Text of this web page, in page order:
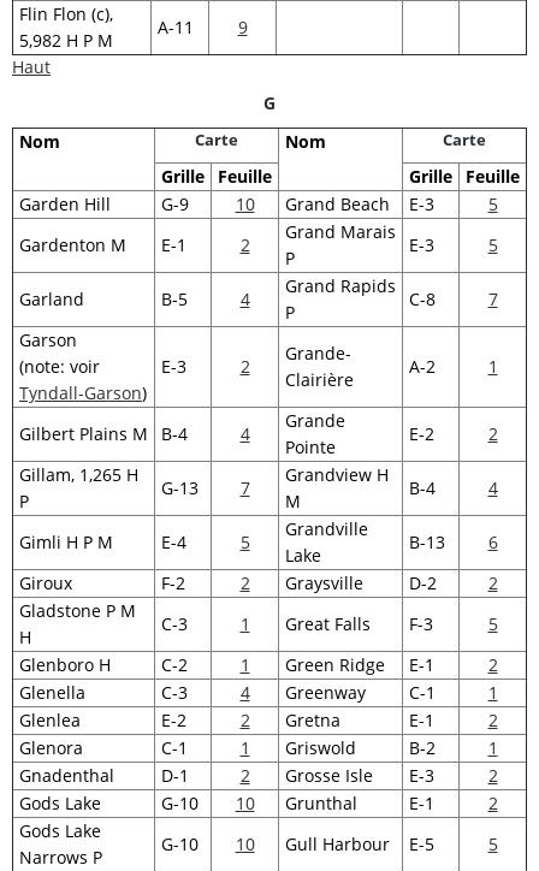
Flin Flon (c),
5,982 H P M
A-11
9
Haut
G
Nom
Carte Nom Carte
Grille Feuille Grille
Feuille
Garden Hill
G-9 10 Grand Beach E-3
5
Gardenton M
E-1 2
Grand Marais
P
E-3 5
Garland B-5 4
Grand Rapids
P
C-8
7
Garson
(note: voir
Tyndall-Garson)
E-3 2
Grande-
Clairière
A-2 1
Gilbert Plains M B-4 4
Grande
Pointe
E-2
2
Gillam, 1,265 H
P
G-13 7
Grandview H
M
B-4 4
Gimli H P M E-4 5
Grandville
Lake
B-13
6
Giroux
F-2 2 Graysville D-2
2
Gladstone P M
H
C-3 1 Great Falls F-3
5
Glenboro H
C-2 1 Green Ridge E-1
2
Glenella
C-3 4 Greenway C-1
1
Glenlea
E-2 2 Gretna E-1
2
Glenora
C-1 1 Griswold B-2
1
Gnadenthal
D-1 2 Grosse Isle E-3
2
Gods Lake
G-10 10 Grunthal E-1
2
Gods Lake
Narrows P
G-10 10 Gull Harbour E-5
5